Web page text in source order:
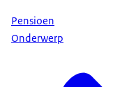
Pensioen
Onderwerp